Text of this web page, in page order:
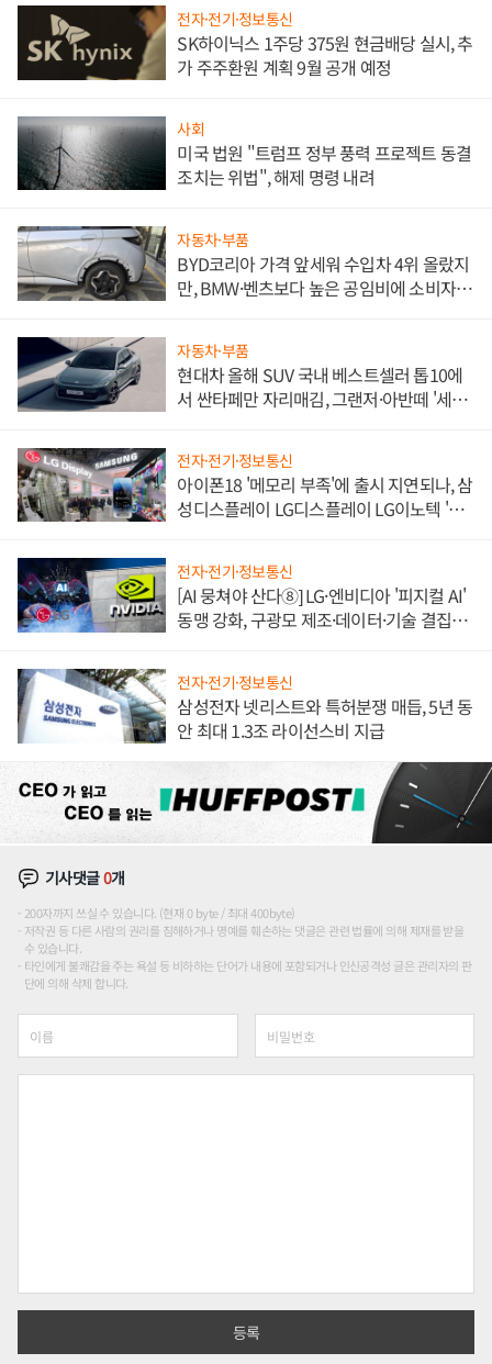
전자·전기·정보통신
SK하이닉스 1주당 375원 현금배당 실시, 추
가 주주환원 계획 9월 공개 예정
사회
미국 법원 "트럼프 정부 풍력 프로젝트 동결
조치는 위법", 해제 명령 내려
자동차·부품
BYD코리아 가격 앞세워 수입차 4위 올랐지
만, BMW·벤츠보다 높은 공임비에 소비자
자동차·부품
현대차 올해 SUV 국내 베스트셀러 톱10에
서 싼타페만 자리매김, 그랜저·아반떼 '세단
전자·전기·정보통신
아이폰18 '메모리 부족'에 출시 지연되나, 삼
성디스플레이 LG디스플레이 LG이노텍 '탈
전자·전기·정보통신
[AI 뭉쳐야 산다⑧] LG·엔비디아 '피지컬 AI'
동맹 강화, 구광모 제조·데이터·기술 결집
전자·전기·정보통신
삼성전자 넷리스트와 특허분쟁 매듭, 5년 동
안 최대 1.3조 라이선스비 지급
기사댓글0개
200자까지 쓰실 수 있습니다. (현재 0 byte / 최대 400byte)
저작권 등 다른 사람의 권리를 침해하거나 명예를 훼손하는 댓글은 관련 법률에 의해 제재를 받을
수 있습니다.
타인에게 불쾌감을 주는 욕설 등 비하하는 단어가 내용에 포함되거나 인신공격성 글은 관리자의 판
단에 의해 삭제 합니다.